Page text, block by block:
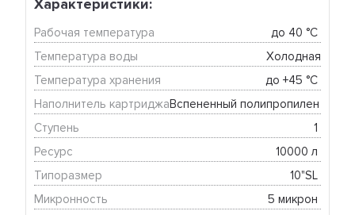
Характеристики:
Рабочая температура
до 40 °C
Температура воды
Холодная
Температура хранения
до +45 °C
Наполнитель картриджа
Ступень
1
Ресурс
10000 л
Типоразмер
10"SL
Микронность
5 микрон